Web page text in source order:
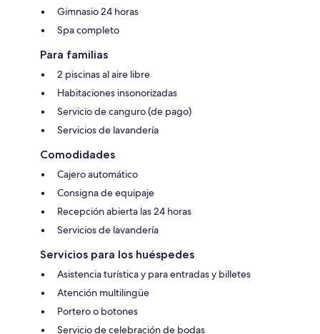
Gimnasio 24 horas
Spa completo
Para familias
2 piscinas al aire libre
Habitaciones insonorizadas
Servicio de canguro (de pago)
Servicios de lavandería
Comodidades
Cajero automático
Consigna de equipaje
Recepción abierta las 24 horas
Servicios de lavandería
Servicios para los huéspedes
Asistencia turística y para entradas y billetes
Atención multilingüe
Portero o botones
Servicio de celebración de bodas